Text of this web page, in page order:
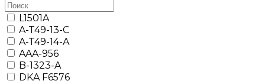
L1501A
A-T49-13-C
A-T49-14-A
AAA-956
B-1323-A
DKA F6576